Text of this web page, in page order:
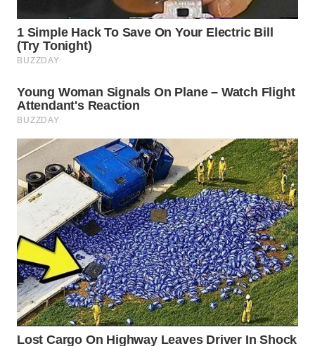
WN
CIREBON
WN
INDRAMAYU
WN
KUNINGAN
MAJALENGKA
WN
SUBANG
WN
SUKABUMI